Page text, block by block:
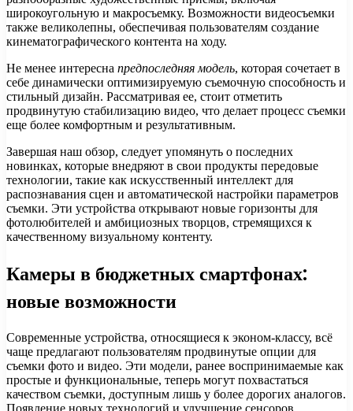
широкоугольную и макросъемку. Возможности видеосъемки
также великолепны, обеспечивая пользователям создание
кинематографического контента на ходу.
Не менее интересна предпоследняя модель, которая сочетает в
себе динамически оптимизируемую съемочную способность и
стильный дизайн. Рассматривая ее, стоит отметить
продвинутую стабилизацию видео, что делает процесс съемки
еще более комфортным и результативным.
Завершая наш обзор, следует упомянуть о последних
новинках, которые внедряют в свои продукты передовые
технологии, такие как искусственный интеллект для
распознавания сцен и автоматической настройки параметров
съемки. Эти устройства открывают новые горизонты для
фотолюбителей и амбициозных творцов, стремящихся к
качественному визуальному контенту.
Камеры в бюджетных смартфонах:
новые возможности
Современные устройства, относящиеся к эконом-классу, всё
чаще предлагают пользователям продвинутые опции для
съемки фото и видео. Эти модели, ранее воспринимаемые как
простые и функциональные, теперь могут похвастаться
качеством съемки, доступным лишь у более дорогих аналогов.